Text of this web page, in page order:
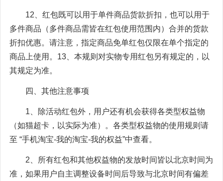
12、红包既可以用于单件商品货款折扣，也可以用于
多件商品（多件商品需皆在红包使用范围内）合并的货款
折扣优惠。请注意，指定商品免单红包仅限在单个指定的
商品上使用。13、本规则对实物专用红包另有规定的，以
其规定为准。
四、其他注意事项
1、除活动红包外，用户还有机会获得各类型权益物
（如猫超卡，以实际为准）。各类型权益物的使用规则请
至 “手机淘宝-我的淘宝-我的权益”中查看。
2、所有红包和其他权益物的发放时间皆以北京时间为
准，如果用户自主调整设备时间后导致与北京时间有偏差